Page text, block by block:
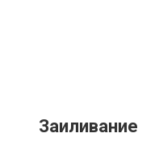
Заиливание